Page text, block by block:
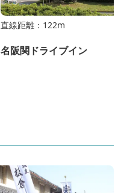
直線距離：122m
名阪関ドライブイン